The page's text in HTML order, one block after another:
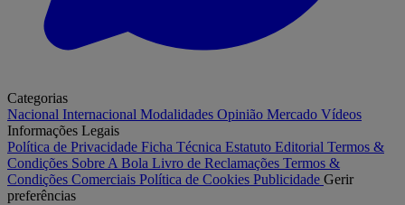
Categorias
Nacional Internacional Modalidades Opinião Mercado Vídeos
Informações Legais
Política de Privacidade Ficha Técnica Estatuto Editorial Termos &
Condições Sobre A Bola Livro de Reclamações Termos &
Condições Comerciais Política de Cookies Publicidade Gerir
preferências